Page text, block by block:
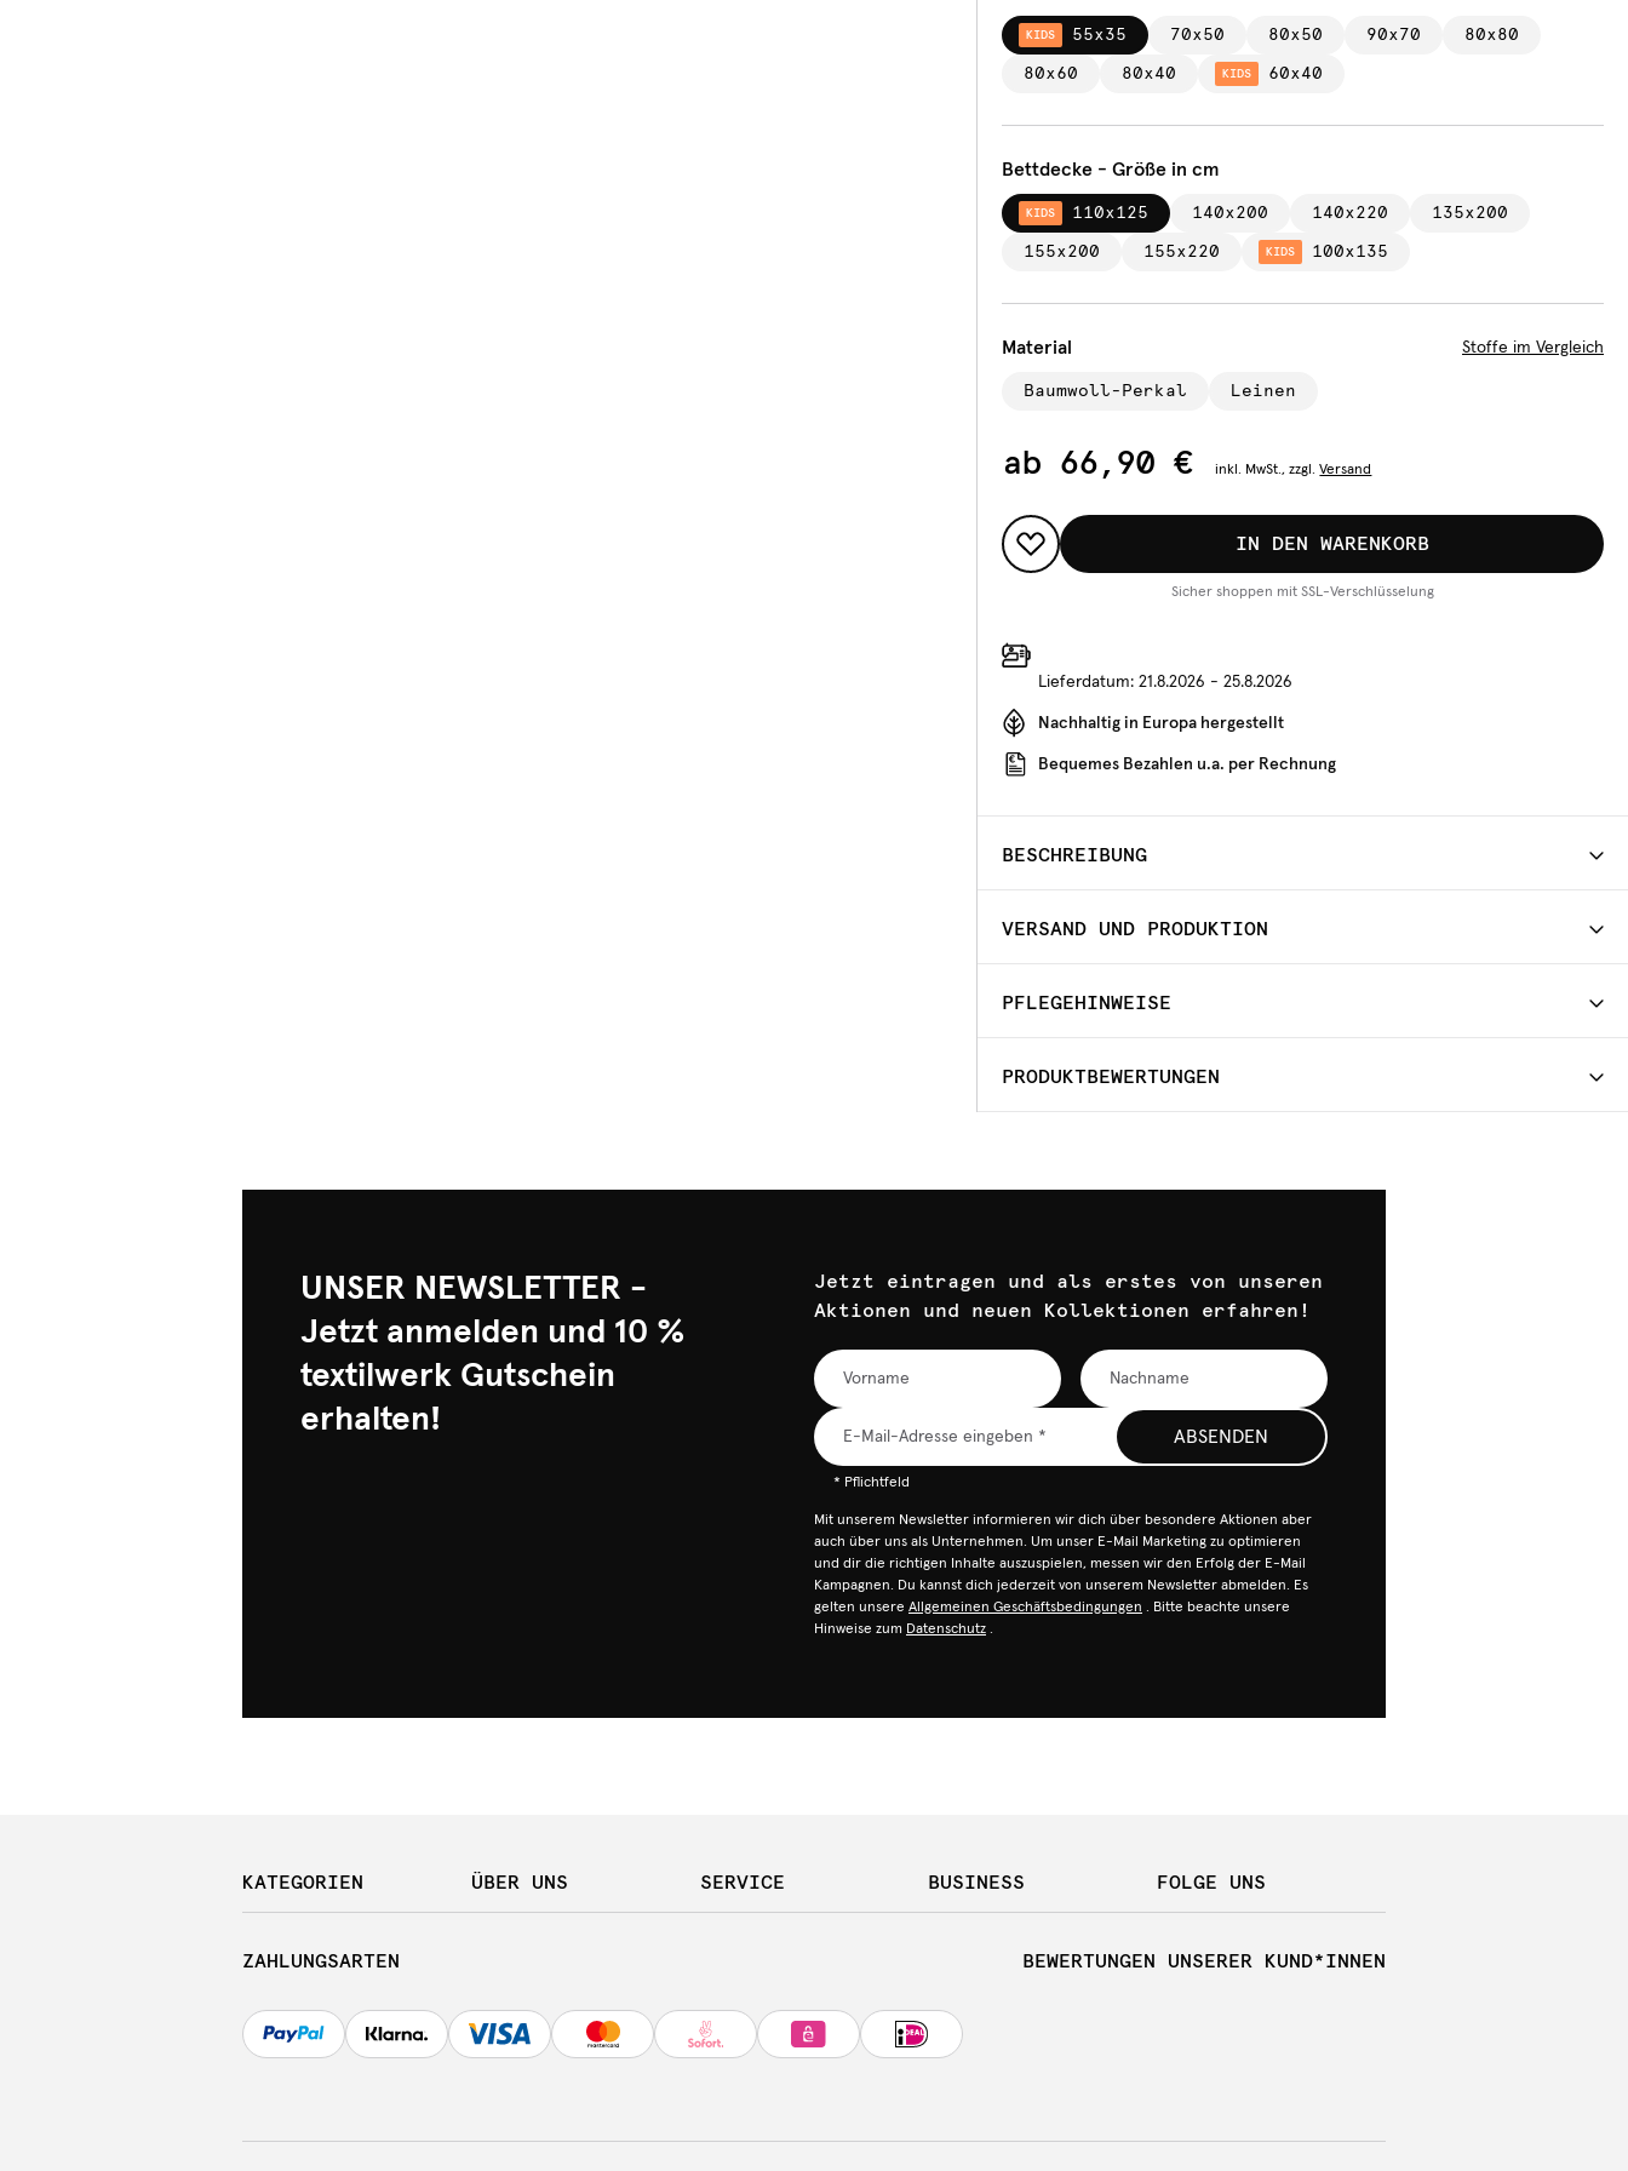
KIDS 55x35 70x50 80x50 90x70 80x80
80x60 80x40 KIDS 60x40
Bettdecke - Größe in cm
KIDS 110x125 140x200 140x220 135x200
155x200 155x220 KIDS 100x135
Material Stoffe im Vergleich
Baumwoll-Perkal Leinen
ab 66,90 € inkl. MwSt., zzgl. Versand
IN DEN WARENKORB
Sicher shoppen mit SSL-Verschlüsselung
Lieferdatum: 21.8.2026 - 25.8.2026
Nachhaltig in Europa hergestellt
Bequemes Bezahlen u.a. per Rechnung
BESCHREIBUNG
VERSAND UND PRODUKTION
PFLEGEHINWEISE
PRODUKTBEWERTUNGEN
UNSER NEWSLETTER -
Jetzt anmelden und 10 %
textilwerk Gutschein
erhalten!
Jetzt eintragen und als erstes von unseren
Aktionen und neuen Kollektionen erfahren!
ABSENDEN
* Pflichtfeld
Mit unserem Newsletter informieren wir dich über besondere Aktionen aber
auch über uns als Unternehmen. Um unser E-Mail Marketing zu optimieren
und dir die richtigen Inhalte auszuspielen, messen wir den Erfolg der E-Mail
Kampagnen. Du kannst dich jederzeit von unserem Newsletter abmelden. Es
gelten unsere Allgemeinen Geschäftsbedingungen . Bitte beachte unsere
Hinweise zum Datenschutz .
KATEGORIEN ÜBER UNS SERVICE BUSINESS FOLGE UNS
ZAHLUNGSARTEN BEWERTUNGEN UNSERER KUND*INNEN